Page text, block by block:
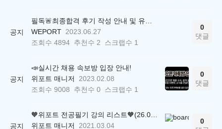
공지
WEPORT 2023.06.27
조회수 4894 추천수 2 스크랩수 1
0
댓글
공지
📣실시간 채용 속보방 입장 안내!
위포트 매니저
2023.02.08
조회수 9008 추천수 0 스크랩수 1
0
댓글
공지
위포트 매니저
2021.03.04
0